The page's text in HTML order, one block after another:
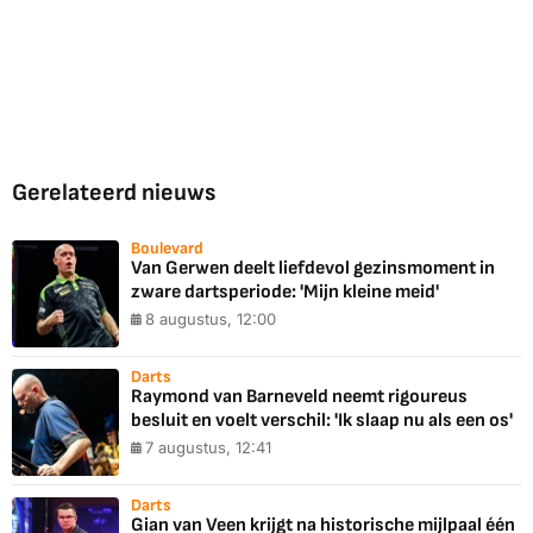
Gerelateerd nieuws
Boulevard
Van Gerwen deelt liefdevol gezinsmoment in
zware dartsperiode: 'Mijn kleine meid'
8 augustus, 12:00
Darts
Raymond van Barneveld neemt rigoureus
besluit en voelt verschil: 'Ik slaap nu als een os'
7 augustus, 12:41
Darts
Gian van Veen krijgt na historische mijlpaal één